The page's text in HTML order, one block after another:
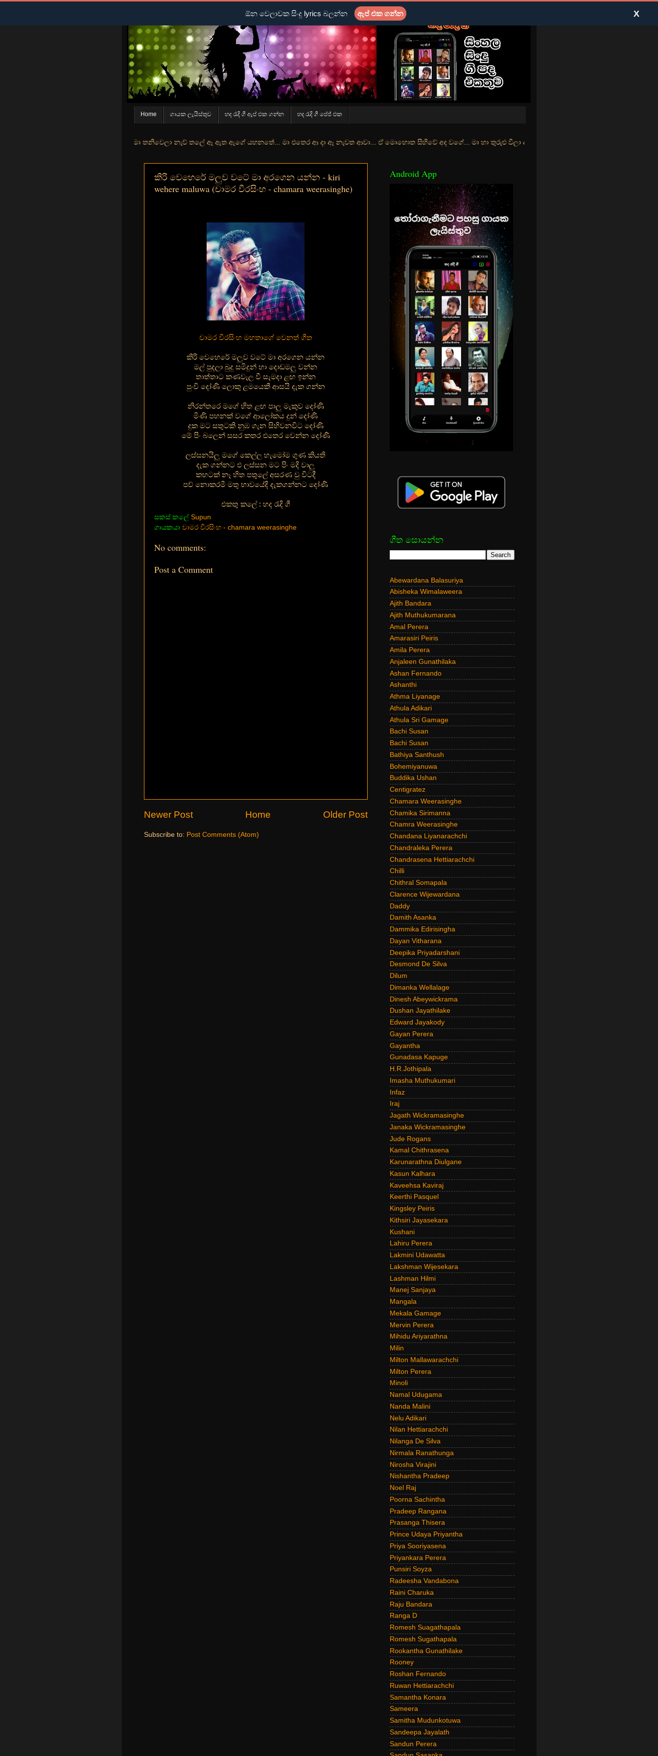
Home ගායක ලැයිස්තුව හද රැදි ගී ඇප් එක ගන්න හද රැදි ගී පේජ් එක
තීරේ ගල් මල් පිපුන යායේ මා තනිවෙලා නැව් තලේ ඈ ඇත ඇගේ යහනතේ... මා එතෙර ආ දා ඈ නැවත ආවා... ඒ මොහොත සිහිවේ අද වගේ... මා හා තුරුළු වීලා දෑසේ කදුළු බීලා රහසේ සුසුම් ලෑ හඩ ඇසේ... නිල්වන්
කිරි වෙහෙරේ මලුව වටේ මා අරගෙන යන්න - kiri
wehere maluwa (චාමර වීරසිංහ - chamara weerasinghe)
චාමර වීරසිංහ මහතාගේ වෙනත් ගීත
කිරි වෙහෙරේ මලුව වටේ මා අරගෙන යන්න
මල් පුදලා බුදු සමිදුන් හා දොඩමලු වන්න
තාත්තාට කණවැල වී සැමදා ළඟ ඉන්න
පුංචි දෝණි ලොකු ළමයෙකී ආසයි දැක ගන්න
නිරන්තරෙ මගේ හිත ළඟ පාලු මැකුව දෝණි
මිණි පහනක් වගේ ආලෝකය දුන් දෝණි
දුක මට සතුටකි නුඹ ගැන සිහිවනවිට දෝණි
මේ පිං බලෙන් සසර කතර එතෙර වෙන්න දෝණි
ලස්සනයිලු මගේ කෙල්ල හැමෝම ගුණ කියති
දැක ගන්නට එ ලස්සන මට පිං මදි වාලු
කහටක් නෑ හිත පතුලේ අසරණ වු විටදී
පව් නොකරමී මතු භාවයේදි දැකගන්නට දෝණි
එකතු කලේ : හද රැදි ගී
සකස් කලේ Supun
ගායකයා චාමර වීරසිංහ - chamara weerasinghe
No comments:
Post a Comment
Newer Post Older Post
Home
Subscribe to: Post Comments (Atom)
Android App
ගීත සොයන්න
Abewardana Balasuriya
Abisheka Wimalaweera
Ajith Bandara
Ajith Muthukumarana
Amal Perera
Amarasiri Peiris
Amila Perera
Anjaleen Gunathilaka
Ashan Fernando
Ashanthi
Athma Liyanage
Athula Adikari
Athula Sri Gamage
Bachi Susan
Bachi Susan
Bathiya Santhush
Bohemiyanuwa
Buddika Ushan
Centigratez
Chamara Weerasinghe
Chamika Sirimanna
Chamra Weerasinghe
Chandana Liyanarachchi
Chandraleka Perera
Chandrasena Hettiarachchi
Chilli
Chithral Somapala
Clarence Wijewardana
Daddy
Damith Asanka
Dammika Edirisingha
Dayan Vitharana
Deepika Priyadarshani
Desmond De Silva
Dilum
Dimanka Wellalage
Dinesh Abeywickrama
Dushan Jayathilake
Edward Jayakody
Gayan Perera
Gayantha
Gunadasa Kapuge
H.R.Jothipala
Imasha Muthukumari
Infaz
Iraj
Jagath Wickramasinghe
Janaka Wickramasinghe
Jude Rogans
Kamal Chithrasena
Karunarathna Diulgane
Kasun Kalhara
Kaveehsa Kaviraj
Keerthi Pasquel
Kingsley Peiris
Kithsiri Jayasekara
Kushani
Lahiru Perera
Lakmini Udawatta
Lakshman Wijesekara
Lashman Hilmi
Manej Sanjaya
Mangala
Mekala Gamage
Mervin Perera
Mihidu Ariyarathna
Milin
Milton Mallawarachchi
Milton Perera
Minoli
Namal Udugama
Nanda Malini
Nelu Adikari
Nilan Hettiarachchi
Nilanga De Silva
Nirmala Ranathunga
Nirosha Virajini
Nishantha Pradeep
Noel Raj
Poorna Sachintha
Pradeep Rangana
Prasanga Thisera
Prince Udaya Priyantha
Priya Sooriyasena
Priyankara Perera
Punsiri Soyza
Radeesha Vandabona
Raini Charuka
Raju Bandara
Ranga D
Romesh Suagathapala
Romesh Sugathapala
Rookantha Gunathilake
Rooney
Roshan Fernando
Ruwan Hettiarachchi
Samantha Konara
Sameera
Samitha Mudunkotuwa
Sandeepa Jayalath
Sandun Perera
ඕන වෙලාවක සිංදු lyrics බලන්න ඇප් එක ගන්න X